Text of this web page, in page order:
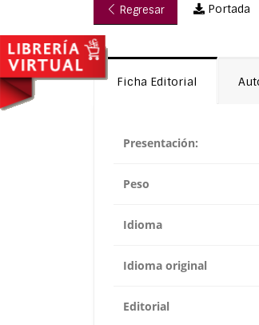
Regresar Portada
Ficha Editorial
Presentación:
Peso
Idioma
Idioma original
Editorial